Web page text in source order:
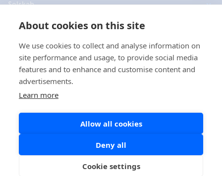
About cookies on this site
We use cookies to collect and analyse information on
site performance and usage, to provide social media
features and to enhance and customise content and
advertisements.
Learn more
Allow all cookies
Deny all
Cookie settings
Selskab
Produkter
Hurtige links
Data beskyttelse